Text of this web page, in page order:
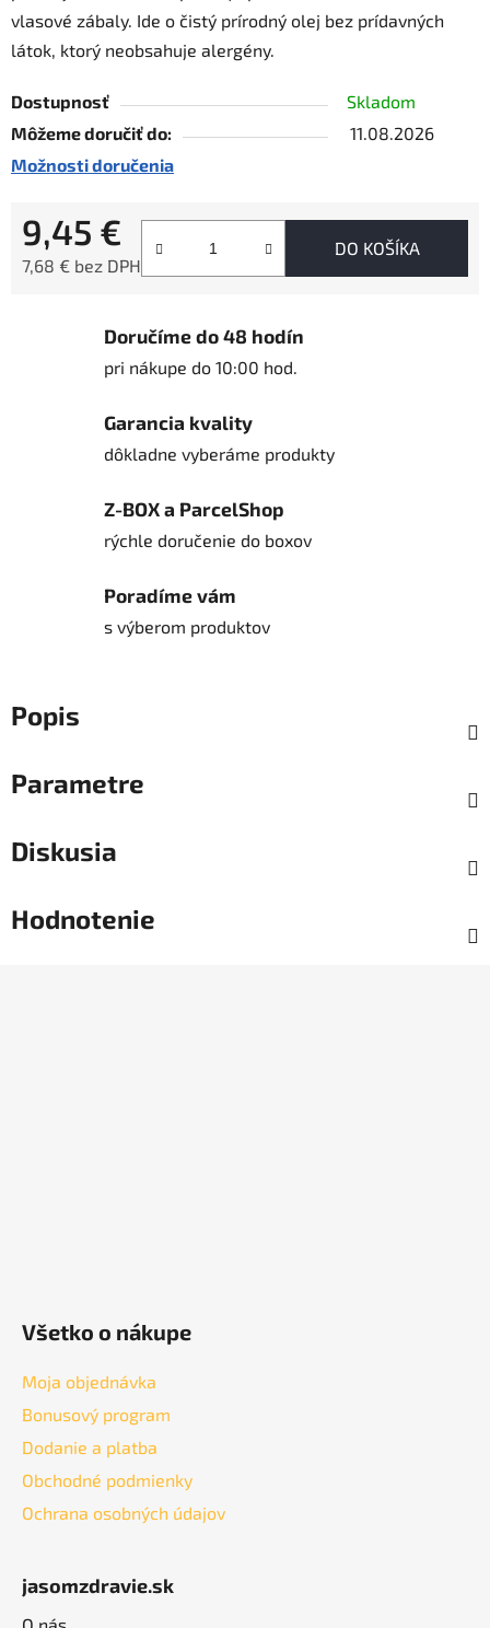
vlasové zábaly. Ide o čistý prírodný olej bez prídavných
látok, ktorý neobsahuje alergény.
Dostupnosť
Skladom
Môžeme doručiť do:
11.08.2026
Možnosti doručenia
9,45 €
7,68 € bez DPH
DO KOŠÍKA
Doručíme do 48 hodín
pri nákupe do 10:00 hod.
Garancia kvality
dôkladne vyberáme produkty
Z-BOX a ParcelShop
rýchle doručenie do boxov
Poradíme vám
s výberom produktov
Popis
Parametre
Diskusia
Hodnotenie
Všetko o nákupe
Moja objednávka
Bonusový program
Dodanie a platba
Obchodné podmienky
Ochrana osobných údajov
jasomzdravie.sk